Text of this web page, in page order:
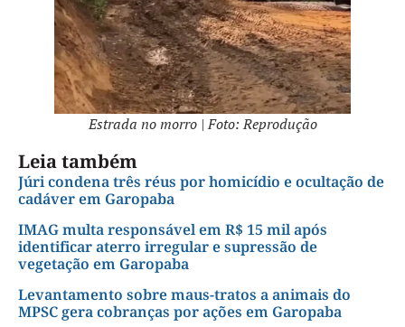
Estrada no morro | Foto: Reprodução
Leia também
Júri condena três réus por homicídio e ocultação de
cadáver em Garopaba
IMAG multa responsável em R$ 15 mil após
identificar aterro irregular e supressão de
vegetação em Garopaba
Levantamento sobre maus-tratos a animais do
MPSC gera cobranças por ações em Garopaba